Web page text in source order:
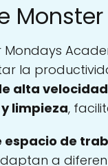
Mondays
la
alta velocidad
limpieza,
espacio de
a